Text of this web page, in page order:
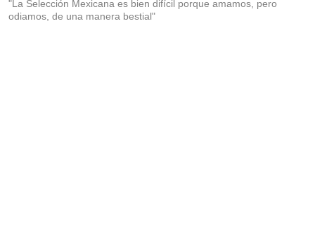
"La Selección Mexicana es bien difícil porque amamos, pero
odiamos, de una manera bestial"